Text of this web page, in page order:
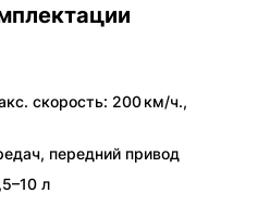
скорость: 200 км/ч.,
, передний привод
л